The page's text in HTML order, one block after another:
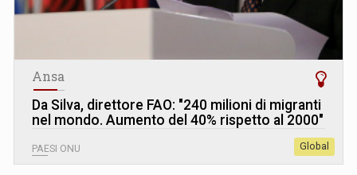
Ansa
Da Silva, direttore FAO: "240 milioni di migranti
nel mondo. Aumento del 40% rispetto al 2000"
PAESI ONU Global